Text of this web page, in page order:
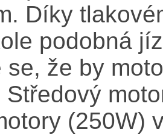
Díky
podobná
se, že by
Středový
(250W)